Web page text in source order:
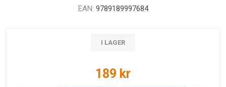
EAN: 9789189997684
I LAGER
189 kr